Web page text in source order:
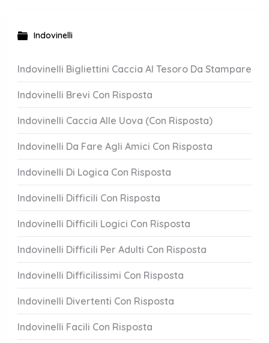
Indovinelli
Indovinelli Bigliettini Caccia Al Tesoro Da Stampare
Indovinelli Brevi Con Risposta
Indovinelli Caccia Alle Uova (Con Risposta)
Indovinelli Da Fare Agli Amici Con Risposta
Indovinelli Di Logica Con Risposta
Indovinelli Difficili Con Risposta
Indovinelli Difficili Logici Con Risposta
Indovinelli Difficili Per Adulti Con Risposta
Indovinelli Difficilissimi Con Risposta
Indovinelli Divertenti Con Risposta
Indovinelli Facili Con Risposta